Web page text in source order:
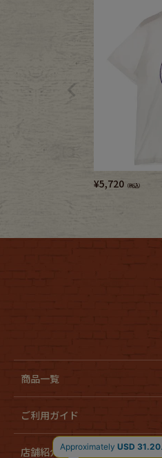
¥5,720 （税込）
商品一覧
ご利用ガイド
店舗紹介